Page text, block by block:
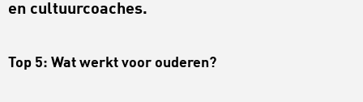
en cultuurcoaches.
Top 5: Wat werkt voor ouderen?